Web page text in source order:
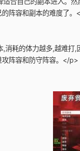
阵容和副本的难度了。
消耗的体力越多,越难
阵容和防守阵容。</p>